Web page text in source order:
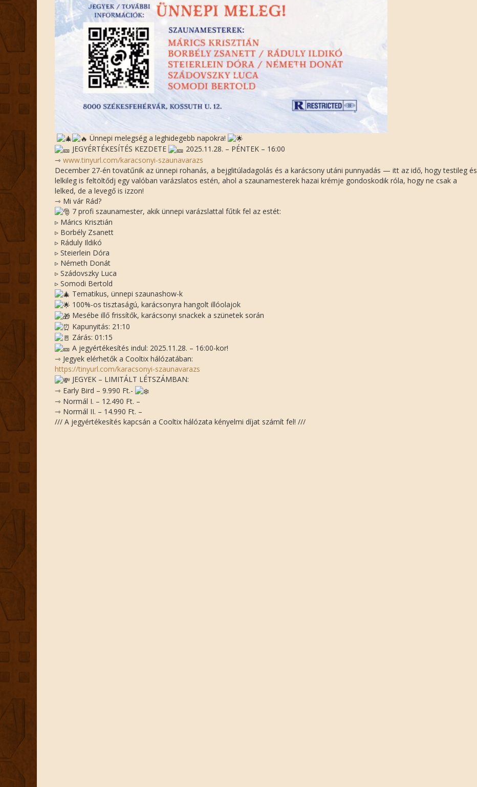
Ünnepi melegség a leghidegebb napokra!
JEGYÉRTÉKESÍTÉS KEZDETE
2025.11.28. – PÉNTEK – 16:00
⇾ www.tinyurl.com/karacsonyi-szaunavarazs
December 27-én tovatűnik az ünnepi rohanás, a bejglitúladagolás és a karácsony utáni punnyadás — itt az idő, hogy testileg és
lelkileg is feltöltődj egy valóban varázslatos estén, ahol a szaunamesterek hazai krémje gondoskodik róla, hogy ne csak a
lelked, de a levegő is izzon!
⇾ Mi vár Rád?
7 profi szaunamester, akik ünnepi varázslattal fűtik fel az estét:
▹ Márics Krisztián
▹ Borbély Zsanett
▹ Ráduly Ildikó
▹ Steierlein Dóra
▹ Németh Donát
▹ Szádovszky Luca
▹ Somodi Bertold
Tematikus, ünnepi szaunashow-k
100%-os tisztaságú, karácsonyra hangolt illóolajok
Mesébe illő frissítők, karácsonyi snackek a szünetek során
Kapunyitás: 21:10
Zárás: 01:15
A jegyértékesítés indul: 2025.11.28. – 16:00-kor!
⇾ Jegyek elérhetők a Cooltix hálózatában:
https://tinyurl.com/karacsonyi-szaunavarazs
JEGYEK – LIMITÁLT LÉTSZÁMBAN:
⇾ Early Bird – 9.990 Ft.-
⇾ Normál I. – 12.490 Ft. –
⇾ Normál II. – 14.990 Ft. –
/// A jegyértékesítés kapcsán a Cooltix hálózata kényelmi díjat számít fel! ///